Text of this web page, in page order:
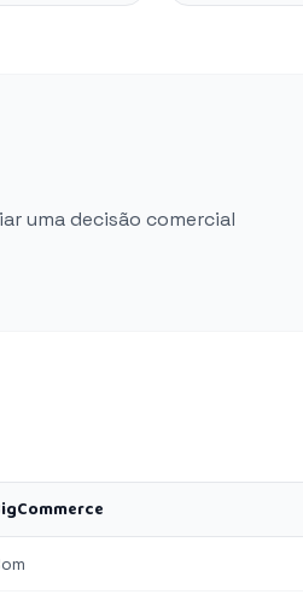
uma decisão comercial